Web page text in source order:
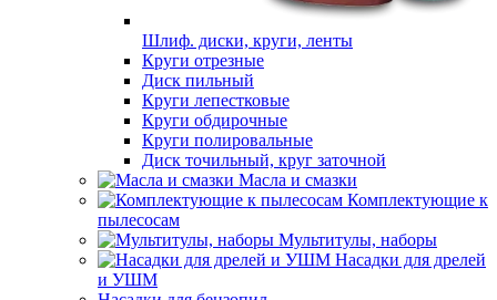
Шлиф. диски, круги, ленты
Круги отрезные
Диск пильный
Круги лепестковые
Круги обдирочные
Круги полировальные
Диск точильный, круг заточной
Масла и смазки
Комплектующие к
пылесосам
Мультитулы, наборы
Насадки для дрелей
и УШМ